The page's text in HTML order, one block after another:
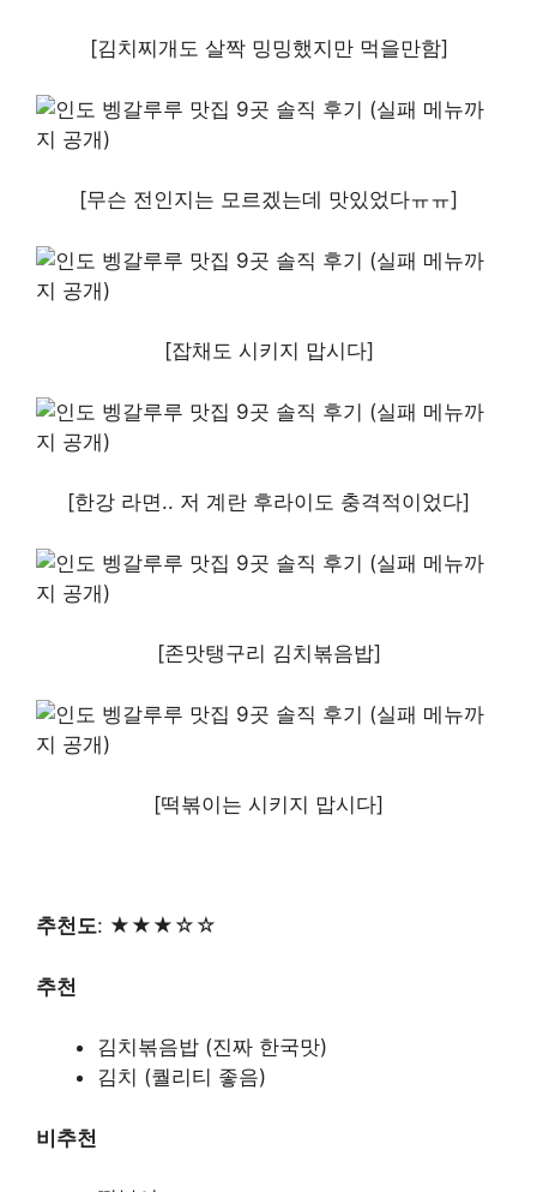
[김치찌개도 살짝 밍밍했지만 먹을만함]
[무슨 전인지는 모르겠는데 맛있었다ㅠㅠ]
[잡채도 시키지 맙시다]
[한강 라면.. 저 계란 후라이도 충격적이었다]
[존맛탱구리 김치볶음밥]
[떡볶이는 시키지 맙시다]
추천도: ★★★☆☆
추천
김치볶음밥 (진짜 한국맛)
김치 (퀄리티 좋음)
비추천